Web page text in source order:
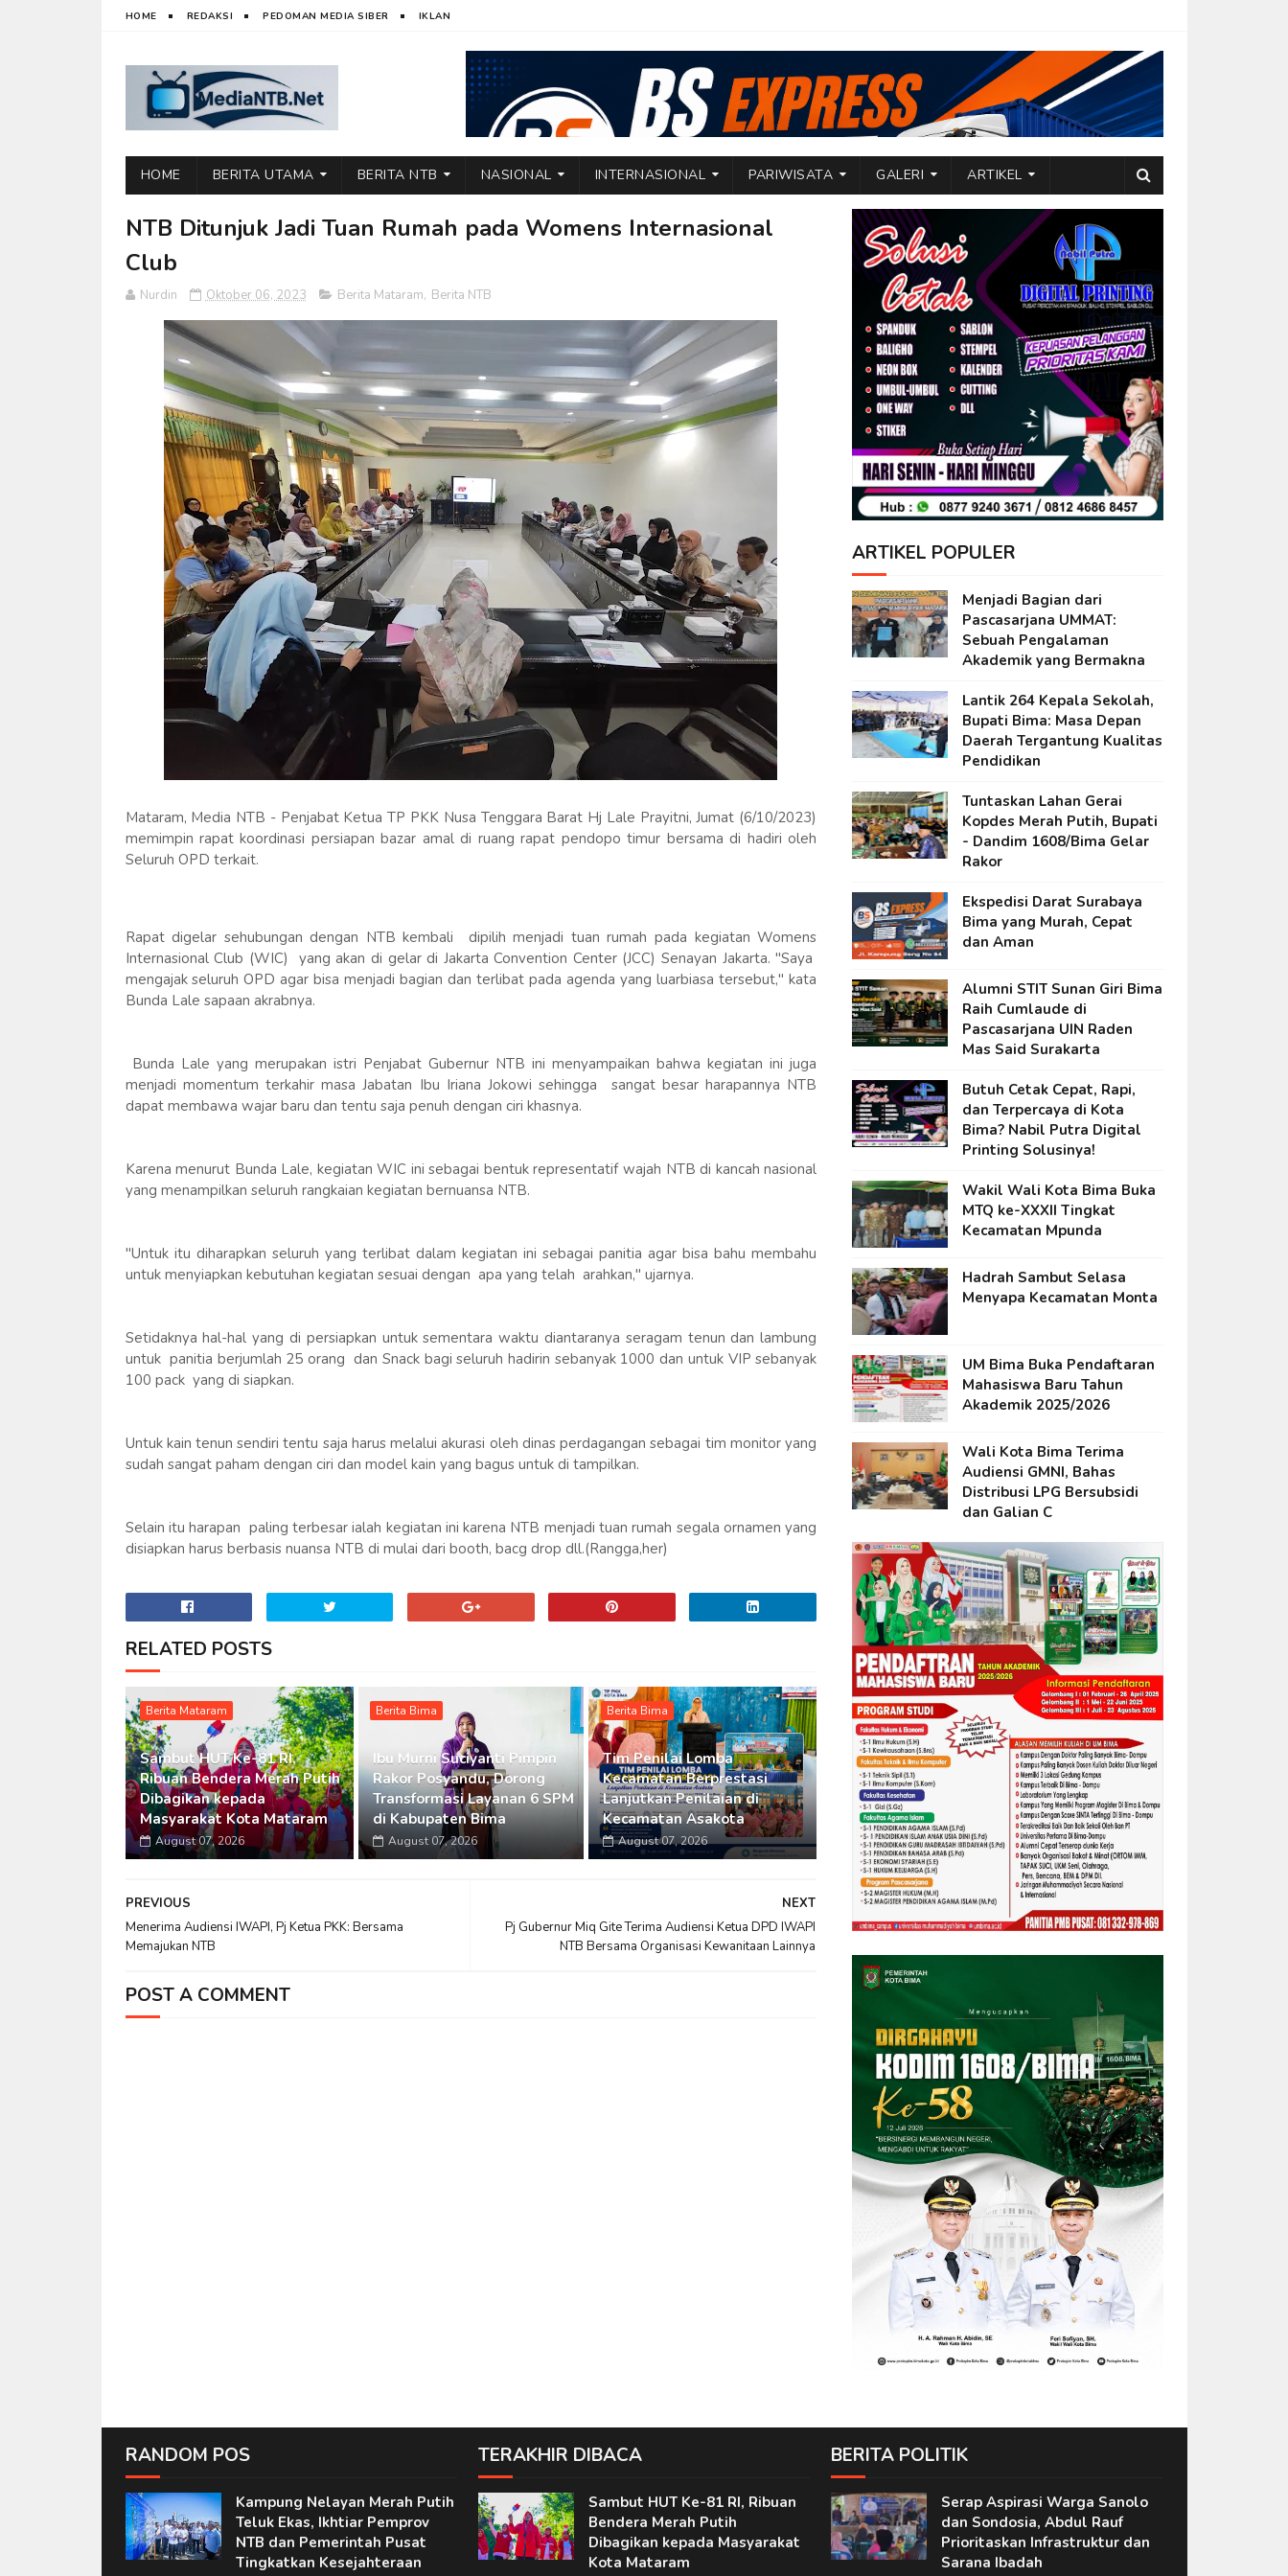
HOME REDAKSI PEDOMAN MEDIA SIBER IKLAN
HOME BERITA UTAMA BERITA NTB NASIONAL INTERNASIONAL PARIWISATA GALERI ARTIKEL
NTB Ditunjuk Jadi Tuan Rumah pada Womens Internasional
Club
Nurdin Oktober 06, 2023 Berita Mataram, Berita NTB
Mataram, Media NTB - Penjabat Ketua TP PKK Nusa Tenggara Barat Hj Lale Prayitni, Jumat (6/10/2023)
memimpin rapat koordinasi persiapan bazar amal di ruang rapat pendopo timur bersama di hadiri oleh
Seluruh OPD terkait.
Rapat digelar sehubungan dengan NTB kembali dipilih menjadi tuan rumah pada kegiatan Womens
Internasional Club (WIC) yang akan di gelar di Jakarta Convention Center (JCC) Senayan Jakarta. "Saya
mengajak seluruh OPD agar bisa menjadi bagian dan terlibat pada agenda yang luarbiasa tersebut," kata
Bunda Lale sapaan akrabnya.
Bunda Lale yang merupakan istri Penjabat Gubernur NTB ini menyampaikan bahwa kegiatan ini juga
menjadi momentum terkahir masa Jabatan Ibu Iriana Jokowi sehingga sangat besar harapannya NTB
dapat membawa wajar baru dan tentu saja penuh dengan ciri khasnya.
Karena menurut Bunda Lale, kegiatan WIC ini sebagai bentuk representatif wajah NTB di kancah nasional
yang menampilkan seluruh rangkaian kegiatan bernuansa NTB.
"Untuk itu diharapkan seluruh yang terlibat dalam kegiatan ini sebagai panitia agar bisa bahu membahu
untuk menyiapkan kebutuhan kegiatan sesuai dengan apa yang telah arahkan," ujarnya.
Setidaknya hal-hal yang di persiapkan untuk sementara waktu diantaranya seragam tenun dan lambung
untuk panitia berjumlah 25 orang dan Snack bagi seluruh hadirin sebanyak 1000 dan untuk VIP sebanyak
100 pack yang di siapkan.
Untuk kain tenun sendiri tentu saja harus melalui akurasi oleh dinas perdagangan sebagai tim monitor yang
sudah sangat paham dengan ciri dan model kain yang bagus untuk di tampilkan.
Selain itu harapan paling terbesar ialah kegiatan ini karena NTB menjadi tuan rumah segala ornamen yang
disiapkan harus berbasis nuansa NTB di mulai dari booth, bacg drop dll.(Rangga,her)
RELATED POSTS
Berita Mataram
Sambut HUT Ke-81 RI,
Ribuan Bendera Merah Putih
Dibagikan kepada
Masyarakat Kota Mataram
August 07, 2026
Berita Bima
Ibu Murni Suciyanti Pimpin
Rakor Posyandu, Dorong
Transformasi Layanan 6 SPM
di Kabupaten Bima
August 07, 2026
Berita Bima
Tim Penilai Lomba
Kecamatan Berprestasi
Lanjutkan Penilaian di
Kecamatan Asakota
August 07, 2026
NEXT
Pj Gubernur Miq Gite Terima Audiensi Ketua DPD IWAPI
NTB Bersama Organisasi Kewanitaan Lainnya
PREVIOUS
Menerima Audiensi IWAPI, Pj Ketua PKK: Bersama
Memajukan NTB
POST A COMMENT
ARTIKEL POPULER
Menjadi Bagian dari
Pascasarjana UMMAT:
Sebuah Pengalaman
Akademik yang Bermakna
Lantik 264 Kepala Sekolah,
Bupati Bima: Masa Depan
Daerah Tergantung Kualitas
Pendidikan
Tuntaskan Lahan Gerai
Kopdes Merah Putih, Bupati
- Dandim 1608/Bima Gelar
Rakor
Ekspedisi Darat Surabaya
Bima yang Murah, Cepat
dan Aman
Alumni STIT Sunan Giri Bima
Raih Cumlaude di
Pascasarjana UIN Raden
Mas Said Surakarta
Butuh Cetak Cepat, Rapi,
dan Terpercaya di Kota
Bima? Nabil Putra Digital
Printing Solusinya!
Wakil Wali Kota Bima Buka
MTQ ke-XXXII Tingkat
Kecamatan Mpunda
Hadrah Sambut Selasa
Menyapa Kecamatan Monta
UM Bima Buka Pendaftaran
Mahasiswa Baru Tahun
Akademik 2025/2026
Wali Kota Bima Terima
Audiensi GMNI, Bahas
Distribusi LPG Bersubsidi
dan Galian C
RANDOM POS
Kampung Nelayan Merah Putih
Teluk Ekas, Ikhtiar Pemprov
NTB dan Pemerintah Pusat
Tingkatkan Kesejahteraan
TERAKHIR DIBACA
Sambut HUT Ke-81 RI, Ribuan
Bendera Merah Putih
Dibagikan kepada Masyarakat
Kota Mataram
BERITA POLITIK
Serap Aspirasi Warga Sanolo
dan Sondosia, Abdul Rauf
Prioritaskan Infrastruktur dan
Sarana Ibadah